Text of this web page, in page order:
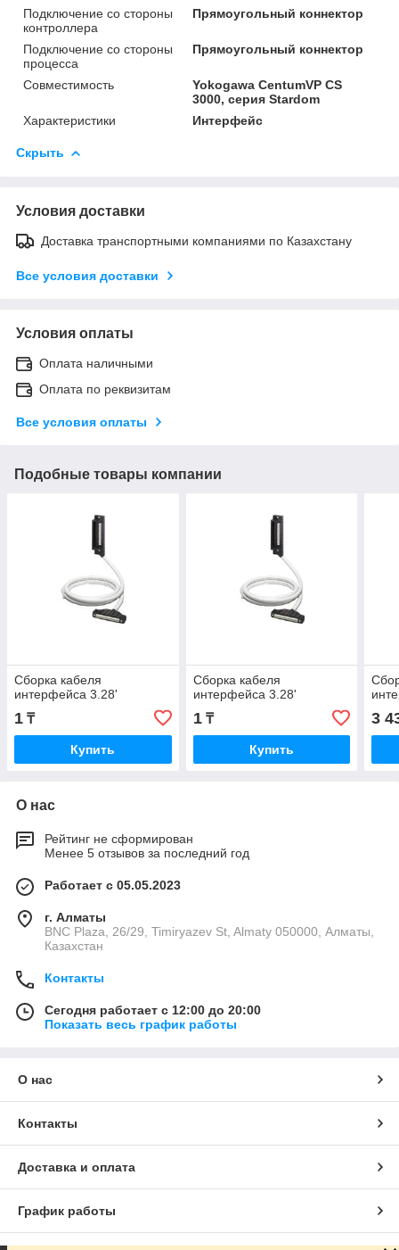
Подключение со стороны
контроллера
Прямоугольный коннектор
Подключение со стороны
процесса
Прямоугольный коннектор
Совместимость
Yokogawa CentumVP CS
3000, серия Stardom
Характеристики
Интерфейс
Скрыть
Условия доставки
Доставка транспортными компаниями по Казахстану
Все условия доставки
Условия оплаты
Оплата наличными
Оплата по реквизитам
Все условия оплаты
Подобные товары компании
Сборка кабеля
интерфейса 3.28'
1 ₸
Купить
Сборка кабеля
интерфейса 3.28'
1₸
Купить
3
О нас
Рейтинг не сформирован
Менее 5 отзывов за последний год
Работает с 05.05.2023
г. Алматы
BNC Plaza, 26/29, Timiryazev St, Almaty 050000, Алматы,
Казахстан
Контакты
Сегодня работает с 12:00 до 20:00
Показать весь график работы
О нас
Контакты
Доставка и оплата
График работы